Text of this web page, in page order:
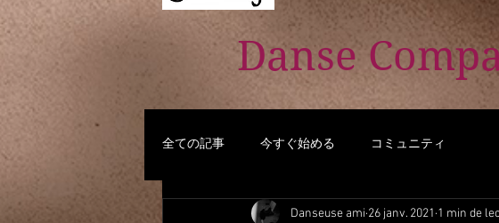
Danse
全ての記事 今すぐ始める コミュニティ
Danseuse ami 26 janv. 2021 1 min de